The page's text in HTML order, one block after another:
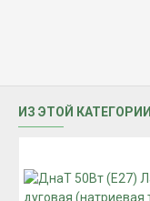
ИЗ ЭТОЙ КАТЕГОРИИ